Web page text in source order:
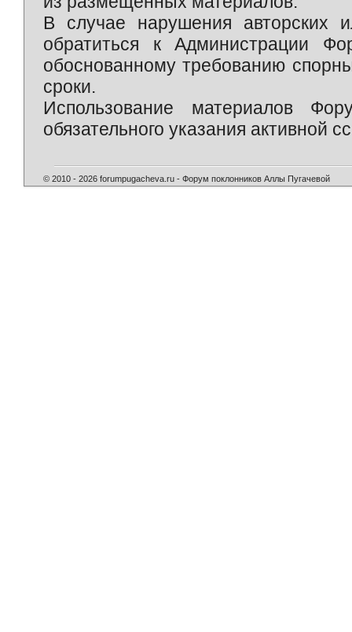
В случае нарушения авторских
обратиться к Администрации
обоснованному требованию
сроки.
Использование материалов
обязательного указания активной
© 2010 - 2026 forumpugacheva.ru - Форум поклонников Аллы Пугачевой